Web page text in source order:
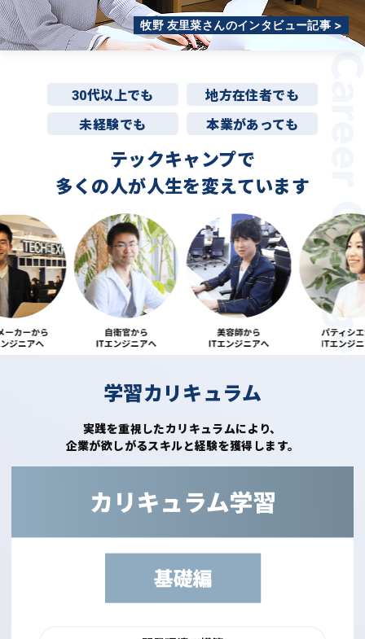
牧野 友里菜さんのインタビュー記事 >
30代以上でも
地方在住者でも
未経験でも
本業があっても
テックキャンプで
多くの人が人生を変えています
学習カリキュラム
実践を重視したカリキュラムにより、
企業が欲しがるスキルと経験を獲得します。